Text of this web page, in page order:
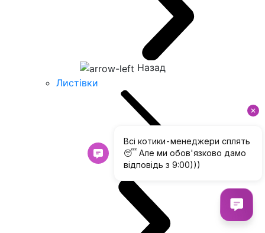
Назад
Листівки